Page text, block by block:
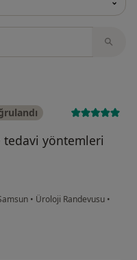
tedavi yöntemleri
• Üroloji Randevusu •